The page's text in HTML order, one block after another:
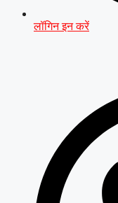
लॉगिन इन करें